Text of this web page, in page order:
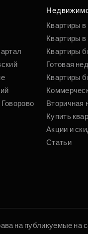
Квартиры
Квартиры в
Квартиры
Готовая
Квартиры
Вторичная
Купить
Акции и
Статьи
на публикуемые